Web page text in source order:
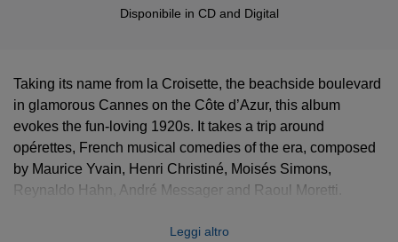
Disponibile in CDand Digital
Taking its name from la Croisette, the beachside boulevard
in glamorous Cannes on the Côte d’Azur, this album
evokes the fun-loving 1920s. It takes a trip around
opérettes, French musical comedies of the era, composed
by Maurice Yvain, Henri Christiné, Moisés Simons,
Reynaldo Hahn, André Messager and Raoul Moretti.
director, Benjamin Levy, are eight leading French singers,
Leggi altro